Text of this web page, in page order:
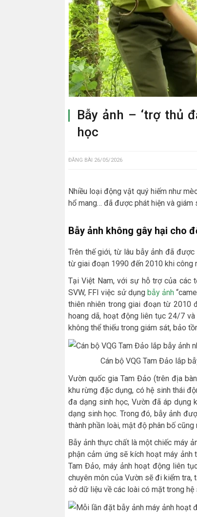
Bẫy ảnh – ‘trợ thủ
học
ĐĂNG BÀI 26/05/2026
Nhiều loại động vật quý hiếm như
hổ mang… đã được phát hiện và giám
Bẫy ảnh không gây hại cho
Trên thế giới, từ lâu bẫy ảnh đã
từ giai đoạn 1990 đến 2010 khi công
Tại Việt Nam, với sự hỗ trợ của các
SVW, FFI việc sử dụng bẫy ảnh
thiên nhiên trong giai đoạn từ 2010
hoang dã, hoạt động liên tục 24/7
không thể thiếu trong giám sát, bảo
Cán bộ VQG Tam Đảo lắp
Vườn quốc gia Tam Đảo (trên địa
khu rừng đặc dụng, có hệ sinh thái
đa dạng sinh học, Vườn đã áp dụng
dạng sinh học. Trong đó, bẫy ảnh
thành phần loài, mật độ phân bố
Bẫy ảnh thực chất là một chiếc máy
phận cảm ứng sẽ kích hoạt máy
Tam Đảo, máy ảnh hoạt động liên
chuyên môn của Vườn sẽ đi kiểm
sở dữ liệu về các loài có mặt trong hệ